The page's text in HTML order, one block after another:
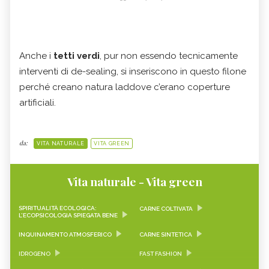
Anche i tetti verdi, pur non essendo tecnicamente
interventi di de-sealing, si inseriscono in questo filone
perché creano natura laddove c’erano coperture
artificiali.
da: VITA NATURALE VITA GREEN
Vita naturale - Vita green
SPIRITUALITÀ ECOLOGICA:
L’ECOPSICOLOGIA SPIEGATA BENE
CARNE COLTIVATA
INQUINAMENTO ATMOSFERICO CARNE SINTETICA
IDROGENO FAST FASHION